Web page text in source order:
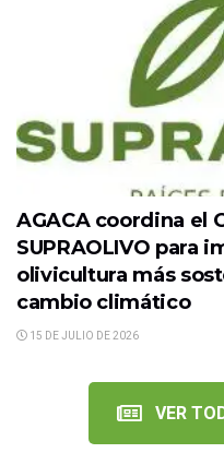
AGACA coordina el
SUPRAOLIVO para
olivicultura más
cambio climático
15 DE JULIO DE 2026
VER